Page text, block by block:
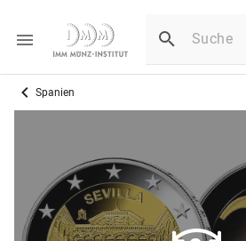
Spanien